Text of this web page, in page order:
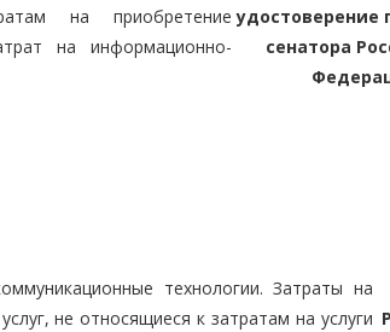
на приобретение
на информационно-
сенатора
технологии. Затраты на
не относящиеся к затратам на услуги